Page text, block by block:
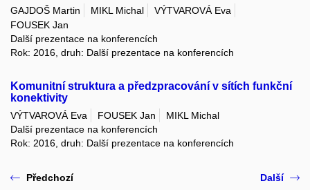
GAJDOŠ Martin MIKL Michal
VÝTVAROVÁ Eva
FOUSEK Jan
Další prezentace na konferencích
Rok: 2016, druh: Další prezentace na konferencích
Komunitní struktura a předzpracování v sítích funkční
konektivity
VÝTVAROVÁ Eva FOUSEK Jan
MIKL Michal
Další prezentace na konferencích
Rok: 2016, druh: Další prezentace na konferencích
Předchozí Další